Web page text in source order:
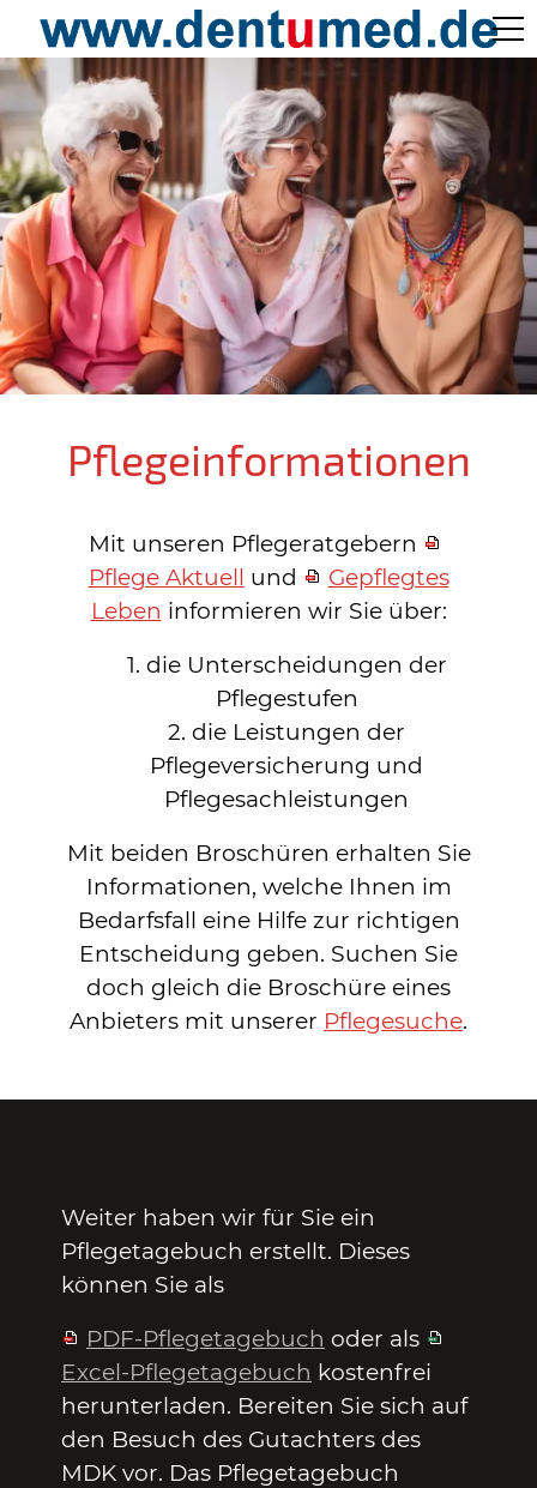
Pflege Aktuell /
Gepflegtes Leben
Ärzteverzeichnisse
Preislisten
Über Uns
Kontakt
Pflegeinformationen
Mit unseren Pflegeratgebern
Pflege Aktuell und
Gepflegtes
Leben informieren wir Sie über:
die Unterscheidungen der
Pflegestufen
die Leistungen der
Pflegeversicherung und
Pflegesachleistungen
Mit beiden Broschüren erhalten Sie
Informationen, welche Ihnen im
Bedarfsfall eine Hilfe zur richtigen
Entscheidung geben. Suchen Sie
doch gleich die Broschüre eines
Anbieters mit unserer Pflegesuche.
Weiter haben wir für Sie ein
Pflegetagebuch erstellt. Dieses
können Sie als
PDF-Pflegetagebuch oder als
Excel-Pflegetagebuch kostenfrei
herunterladen. Bereiten Sie sich auf
den Besuch des Gutachters des
MDK vor. Das Pflegetagebuch